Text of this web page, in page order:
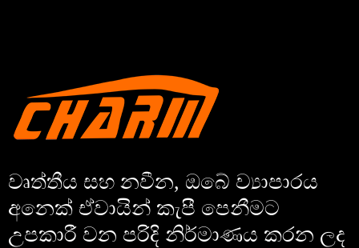
වෘත්තීය සහ නවීන, ඔබේ ව්‍යාපාරය
අනෙක් ඒවායින් කැපී පෙනීමට
උපකාරී වන පරිදි නිර්මාණය කරන ලද